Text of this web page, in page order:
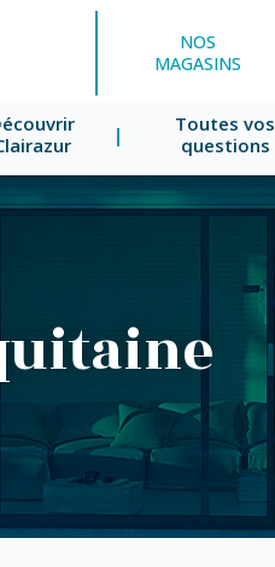
NOS
MAGASINS
Toutes vos
questions